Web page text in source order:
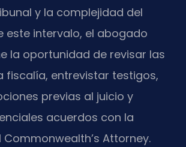
y la complejidad del
este intervalo, el abogado
la oportunidad de revisar las
fiscalía, entrevistar testigos,
previas al juicio y
acuerdos con la
Attorney.